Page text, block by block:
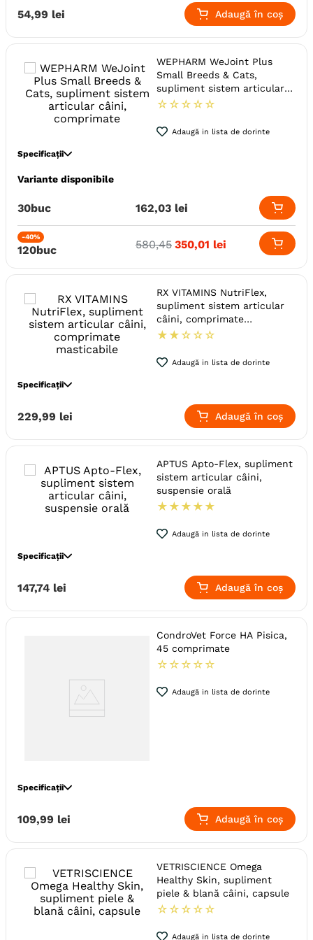
Specie
Adult (Sterilizat)
Adult (Gestatie & Lactatie)
Indicatii Speciale
Sistem Articular
Forma farmaceutica
Comprimate
Ambalaj
Flacon
54,99 lei Adaugă în coș
WEPHARM WeJoint Plus
Small Breeds & Cats,
supliment sistem articular
câini, comprimate
☆ ☆ ☆ ☆ ☆
Adaugă in lista de dorinte
Specificații
Specie
Adult (Gestatie & Lactatie)
Junior Adult
Ambalaj
Flacon
Producator
WePharm
Variante disponibile
30buc 162,03 lei
-40%
120buc 580,45 350,01 lei
RX VITAMINS NutriFlex,
supliment sistem articular
câini, comprimate
masticabile
★ ★ ☆ ☆ ☆
Adaugă in lista de dorinte
Specificații
Specie
Pisici
Medie (M) Giant (XL) Mare (L)
Mica (S)
Varsta
Adult Junior Senior
Adult (Sterilizat)
Indicatii Speciale
Sistem Articular
Forma farmaceutica
Comprimate
Flacon
Producator
229,99 lei Adaugă în coș
APTUS Apto-Flex, supliment
sistem articular câini,
suspensie orală
★ ★ ★ ★ ★
Adaugă in lista de dorinte
Specificații
Specie
Caini
Giant (XL) Mare (L) Medie (M)
Mica (S) Toy (XS)
Senior Adult (Sterilizat)
Adult (Gestatie & Lactatie)
Adult
Junior
Indicatii Speciale
Forma farmaceutica
Suspensie Orala
147,74 lei Adaugă în coș
CondroVet Force HA Pisica,
45 comprimate
☆ ☆ ☆ ☆ ☆
Adaugă in lista de dorinte
Specificații
Specie
Mare (L) Medie (M)
Indicatii Speciale
Sistem Articular
Producator
Bioiberica
109,99 lei Adaugă în coș
VETRISCIENCE Omega
Healthy Skin, supliment
piele & blană câini, capsule
☆ ☆ ☆ ☆ ☆
Adaugă in lista de dorinte